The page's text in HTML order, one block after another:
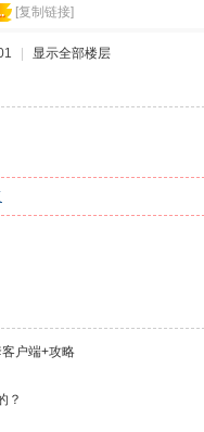
[复制链接]
显示全部楼层
户端+攻略
？